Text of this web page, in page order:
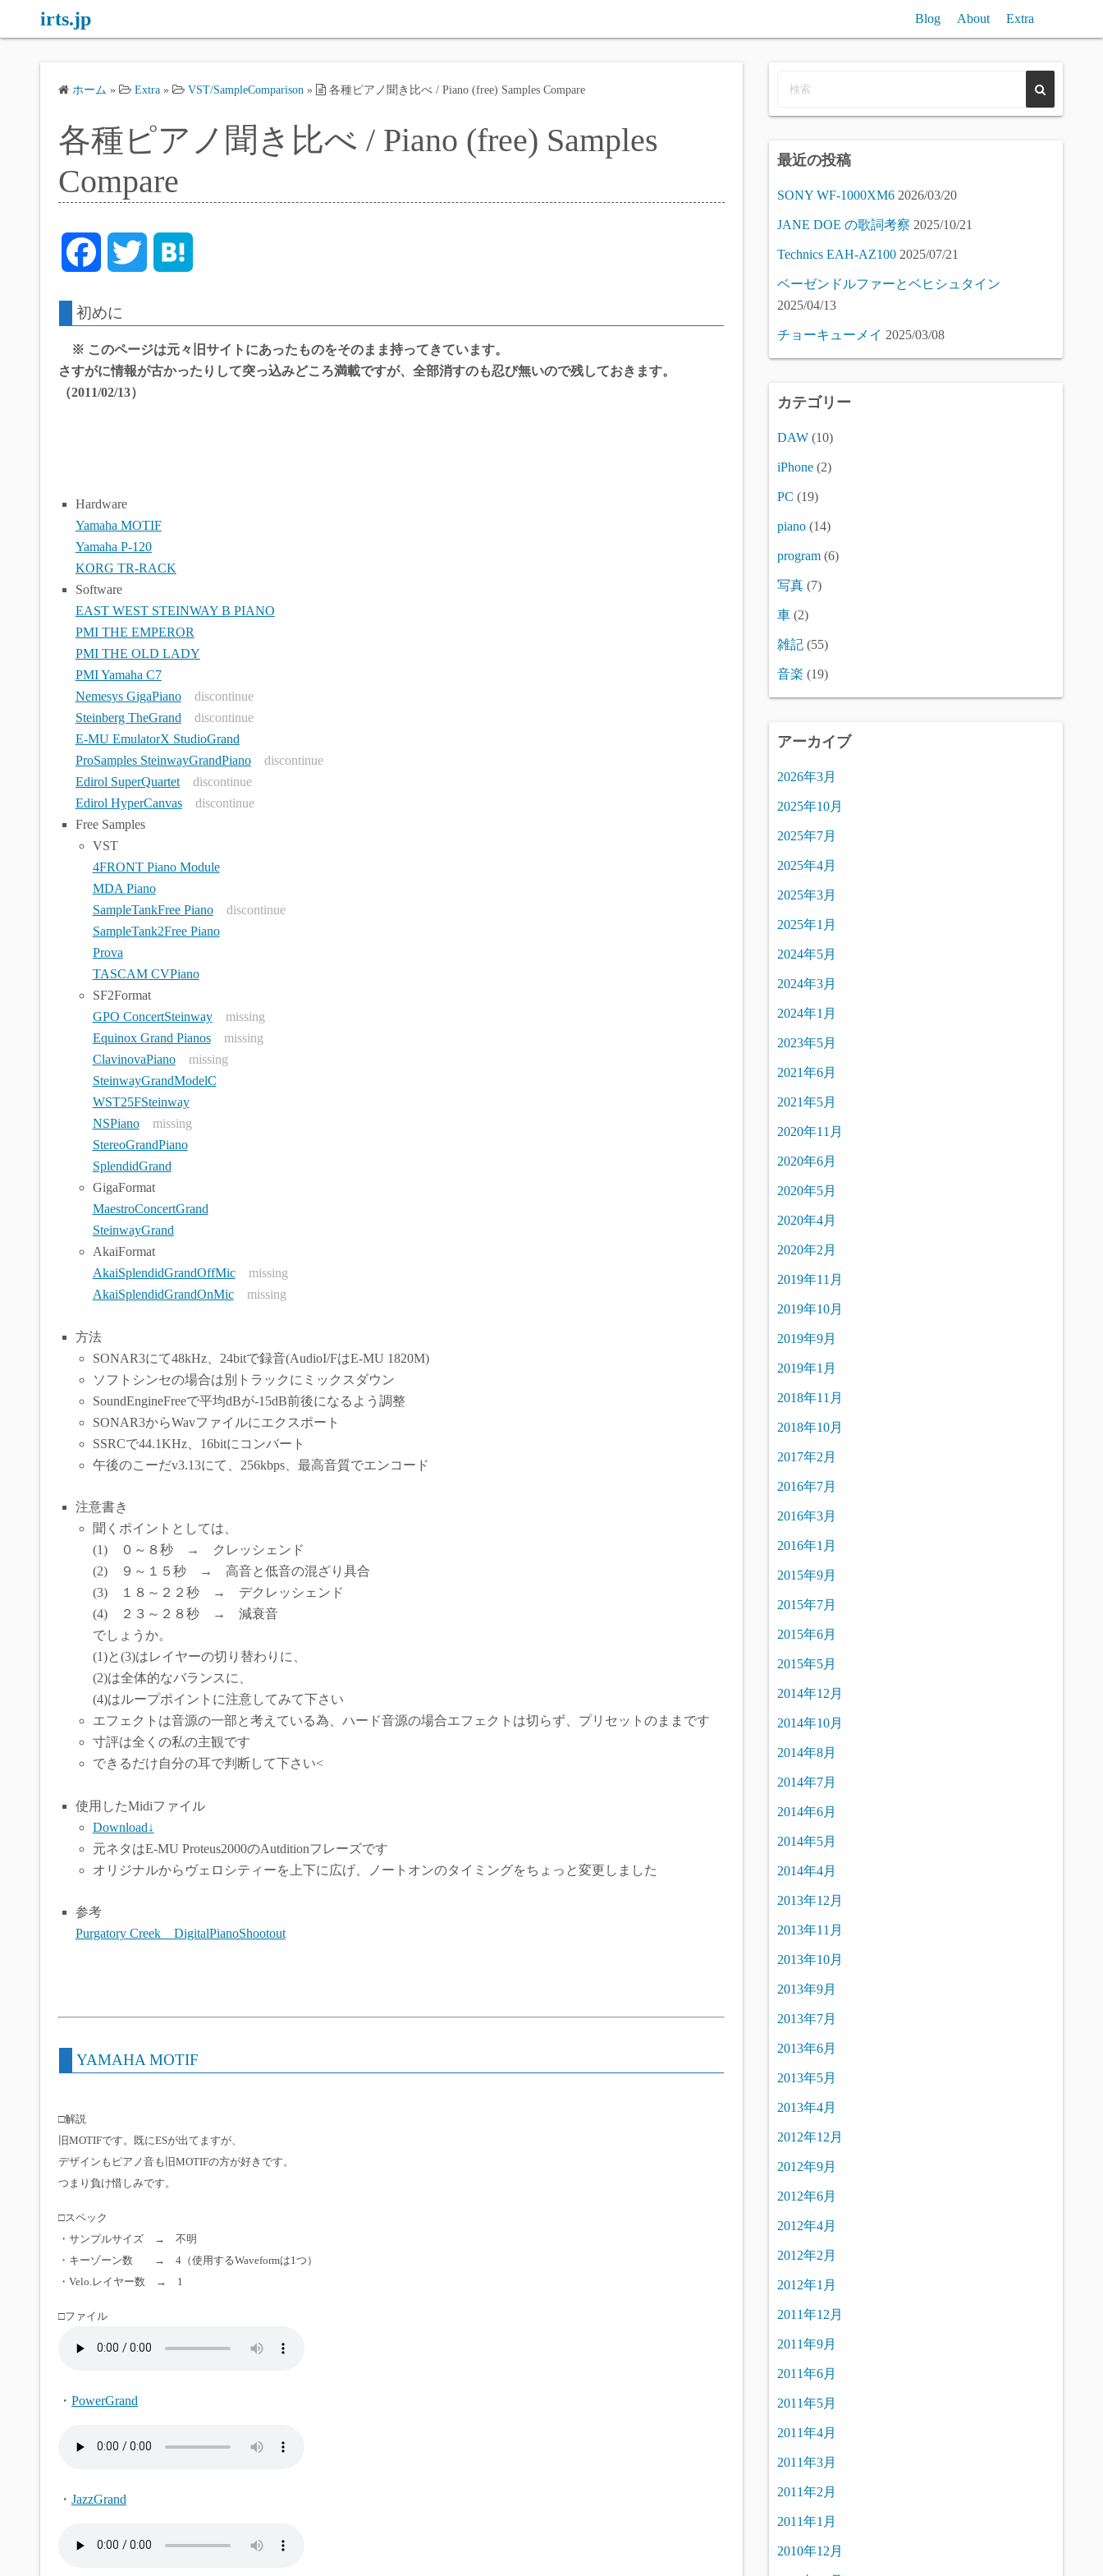
irts.jp Blog About Extra
各種ピアノ聞き比べ / Piano (free) Samples Compare
ホーム » Extra » VST/SampleComparison » 各種ピアノ聞き比べ / Piano (free) Samples Compare
各種ピアノ聞き比べ / Piano (free) Samples
Compare
c
e
k
i
t
t
e
初めに
※ このページは元々旧サイトにあったものをそのまま持ってきています。
さすがに情報が古かったりして突っ込みどころ満載ですが、全部消すのも忍び無いので残しておきます。
（2011/02/13）
Hardware
Yamaha MOTIF
Yamaha P-120
KORG TR-RACK
Software
EAST WEST STEINWAY B PIANO
PMI THE EMPEROR
PMI THE OLD LADY
PMI Yamaha C7
Nemesys GigaPiano
discontinue
Steinberg TheGrand
discontinue
E-MU EmulatorX StudioGrand
ProSamples SteinwayGrandPiano
discontinue
Edirol SuperQuartet
discontinue
Edirol HyperCanvas
discontinue
Free Samples
VST
4FRONT Piano Module
MDA Piano
SampleTankFree Piano
discontinue
SampleTank2Free Piano
Prova
TASCAM CVPiano
SF2Format
GPO ConcertSteinway
missing
Equinox Grand Pianos
missing
ClavinovaPiano
missing
SteinwayGrandModelC
WST25FSteinway
NSPiano
missing
StereoGrandPiano
SplendidGrand
GigaFormat
MaestroConcertGrand
SteinwayGrand
AkaiFormat
AkaiSplendidGrandOffMic
missing
AkaiSplendidGrandOnMic
missing
方法
SONAR3にて48kHz、24bitで録音(AudioI/FはE-MU 1820M)
ソフトシンセの場合は別トラックにミックスダウン
SoundEngineFreeで平均dBが-15dB前後になるよう調整
SONAR3からWavファイルにエクスポート
SSRCで44.1KHz、16bitにコンバート
午後のこーだv3.13にて、256kbps、最高音質でエンコード
注意書き
聞くポイントとしては、
(1) ０～８秒 → クレッシェンド
(2) ９～１５秒 → 高音と低音の混ざり具合
(3) １８～２２秒 → デクレッシェンド
(4) ２３～２８秒 → 減衰音
でしょうか。
(1)と(3)はレイヤーの切り替わりに、
(2)は全体的なバランスに、
(4)はループポイントに注意してみて下さい
エフェクトは音源の一部と考えている為、ハード音源の場合エフェクトは切らず、プリセットのままです
寸評は全くの私の主観です
できるだけ自分の耳で判断して下さい<
使用したMidiファイル
Download↓
元ネタはE-MU Proteus2000のAutditionフレーズです
オリジナルからヴェロシティーを上下に広げ、ノートオンのタイミングをちょっと変更しました
参考
Purgatory Creek DigitalPianoShootout
YAMAHA MOTIF
□解説
旧MOTIFです。既にESが出てますが、
デザインもピアノ音も旧MOTIFの方が好きです。
つまり負け惜しみです。
□スペック
・サンプルサイズ → 不明
・キーゾーン数 → 4（使用するWaveformは1つ）
・Velo.レイヤー数 → 1
□ファイル
・ PowerGrand
・ JazzGrand
最近の投稿
SONY WF-1000XM6 2026/03/20
JANE DOE の歌詞考察 2025/10/21
Technics EAH-AZ100 2025/07/21
ベーゼンドルファーとベヒシュタイン
2025/04/13
チョーキューメイ 2025/03/08
カテゴリー
DAW (10)
iPhone (2)
PC (19)
piano (14)
program (6)
写真 (7)
車 (2)
雑記 (55)
音楽 (19)
アーカイブ
2026年3月
2025年10月
2025年7月
2025年4月
2025年3月
2025年1月
2024年5月
2024年3月
2024年1月
2023年5月
2021年6月
2021年5月
2020年11月
2020年6月
2020年5月
2020年4月
2020年2月
2019年11月
2019年10月
2019年9月
2019年1月
2018年11月
2018年10月
2017年2月
2016年7月
2016年3月
2016年1月
2015年9月
2015年7月
2015年6月
2015年5月
2014年12月
2014年10月
2014年8月
2014年7月
2014年6月
2014年5月
2014年4月
2013年12月
2013年11月
2013年10月
2013年9月
2013年7月
2013年6月
2013年5月
2013年4月
2012年12月
2012年9月
2012年6月
2012年4月
2012年2月
2012年1月
2011年12月
2011年9月
2011年6月
2011年5月
2011年4月
2011年3月
2011年2月
2011年1月
2010年12月